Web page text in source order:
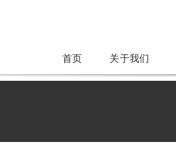
首页 关于我们